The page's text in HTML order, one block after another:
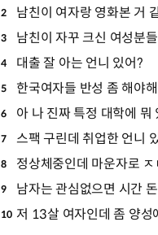
2 남친이 여자랑 영화본 거
3
4 대출 잘 아는 언니 있어?
5 한국여자들 반성 좀 해야해
6 아 나 진짜 특정 대학에 뭐
7 스팩 구린데 취업한 언니
8
9
10 저 13살 여자인데 좀 양성